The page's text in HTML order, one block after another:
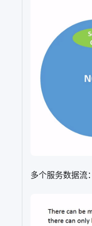
多个服务数据流：